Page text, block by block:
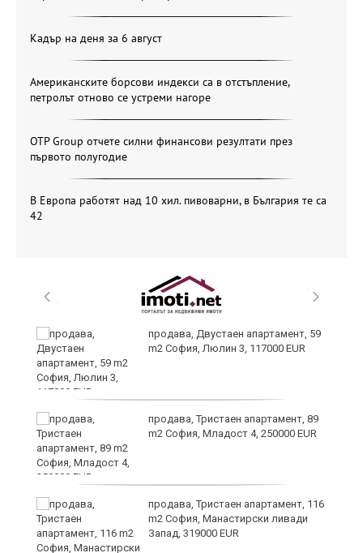
Кадър на деня за 6 август
Американските борсови индекси са в отстъпление,
петролът отново се устреми нагоре
OTP Group отчете силни финансови резултати през
първото полугодие
В Европа работят над 10 хил. пивоварни, в България те са
42
продава, Двустаен апартамент, 59
m2 София, Люлин 3, 117000 EUR
продава, Тристаен апартамент, 89
m2 София, Младост 4, 250000 EUR
продава, Тристаен апартамент, 116
m2 София, Манастирски ливади
Запад, 319000 EUR